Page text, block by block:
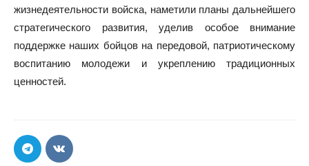
жизнедеятельности войска, наметили планы дальнейшего
стратегического развития, уделив особое внимание
поддержке наших бойцов на передовой, патриотическому
воспитанию молодежи и укреплению традиционных
ценностей.